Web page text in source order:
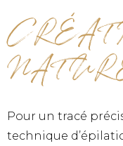
Pour un tracé
technique